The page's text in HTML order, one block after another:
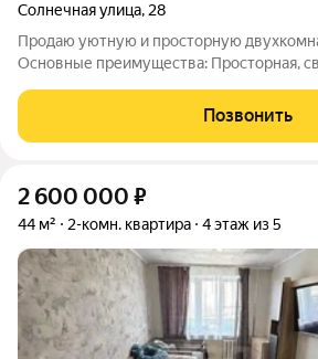
Солнечная улица, 28
Продаю уютную и просторную
Основные преимущества: Просторная,
свежий воздух и возможность уютного
удобная и продуманная,
Позвонить
2 600 000 ₽
44 м² 2-комн. квартира 4 этаж из 5